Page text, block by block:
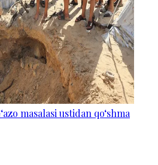
masalasi ustidan qo‘shma